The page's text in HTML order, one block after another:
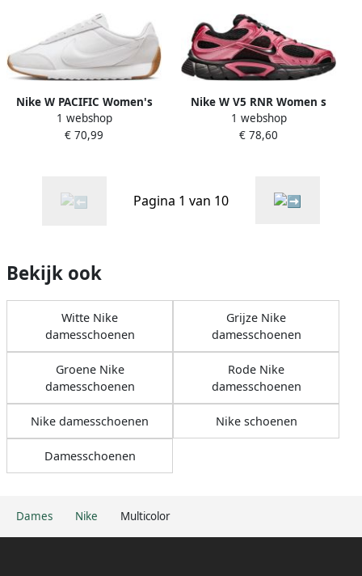
Dames Nike Multicolor
Nike W PACIFIC Women's
Sneakers Wit HM4771
1 webshop
€ 70,99
Nike W V5 RNR Women s
Sneakers Black HQ7901
1 webshop
€ 78,60
Pagina 1 van 10
Bekijk ook
Witte Nike
damesschoenen
Grijze Nike
damesschoenen
Groene Nike
damesschoenen
Rode Nike
damesschoenen
Nike damesschoenen Nike schoenen
Damesschoenen